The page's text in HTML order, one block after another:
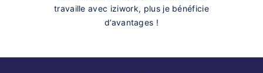
travaille avec iziwork, plus je bénéficie
d’avantages !